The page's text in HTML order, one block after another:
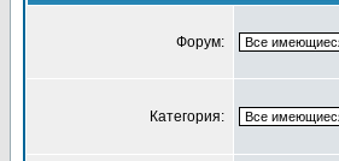
Форум:
Категория: